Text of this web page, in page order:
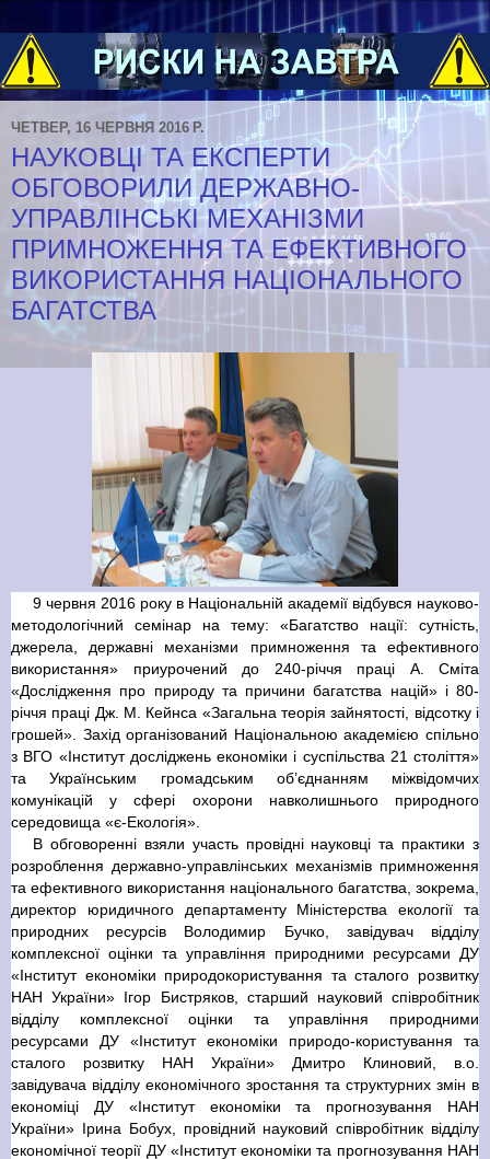
ЧЕТВЕР, 16 ЧЕРВНЯ 2016 Р.
НАУКОВЦІ ТА ЕКСПЕРТИ
ОБГОВОРИЛИ ДЕРЖАВНО-
УПРАВЛІНСЬКІ МЕХАНІЗМИ
ПРИМНОЖЕННЯ ТА ЕФЕКТИВНОГО
ВИКОРИСТАННЯ НАЦІОНАЛЬНОГО
БАГАТСТВА
9 червня 2016 року в Національній академії відбувся науково-
методологічний семінар на тему: «Багатство нації: сутність,
джерела, державні механізми примноження та ефективного
використання» приурочений до 240-річчя праці А. Сміта
«Дослідження про природу та причини багатства націй» і 80-
річчя праці Дж. М. Кейнса «Загальна теорія зайнятості, відсотку і
грошей». Захід організований Національною академією спільно
з ВГО «Інститут досліджень економіки і суспільства 21 століття»
та Українським громадським об’єднанням міжвідомчих
комунікацій у сфері охорони навколишнього природного
середовища «є-Екологія».
В обговоренні взяли участь провідні науковці та практики з
розроблення державно-управлінських механізмів примноження
та ефективного використання національного багатства, зокрема,
директор юридичного департаменту Міністерства екології та
природних ресурсів Володимир Бучко, завідувач відділу
комплексної оцінки та управління природними ресурсами ДУ
«Інститут економіки природокористування та сталого розвитку
НАН України» Ігор Бистряков, старший науковий співробітник
відділу комплексної оцінки та управління природними
ресурсами ДУ «Інститут економіки природо-користування та
сталого розвитку НАН України» Дмитро Клиновий, в.о.
завідувача відділу економічного зростання та структурних змін в
економіці ДУ «Інститут економіки та прогнозування НАН
України» Ірина Бобух, провідний науковий співробітник відділу
економічної теорії ДУ «Інститут економіки та прогнозування НАН